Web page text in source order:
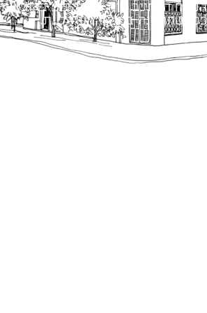
הנוסח המחייב הוא זה הקבוע בהוראות
כפי שתהיינה בתוקף מעת לעת.